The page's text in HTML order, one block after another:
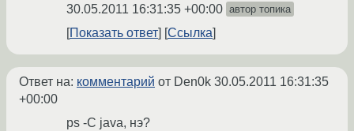
30.05.2011 16:31:35 +00:00 автор топика
Показать ответ Ссылка
Ответ на: комментарий от Den0k 30.05.2011 16:31:35
+00:00
ps -C java, нэ?